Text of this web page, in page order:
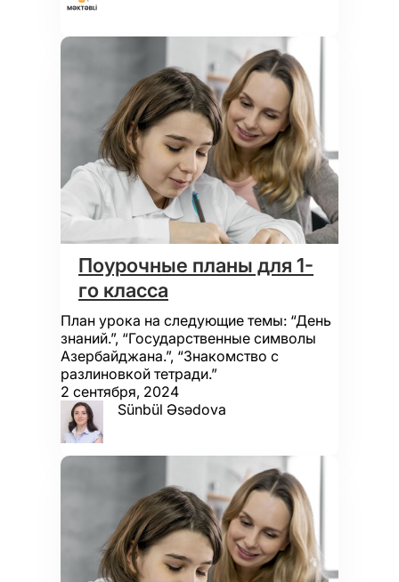
Поурочные планы для 1-
го класса
План урока на следующие темы: “День
знаний.”, “Государственные символы
Азербайджана.”, “Знакомство с
разлиновкой тетради.”
2 сентября, 2024
Sünbül Əsədova